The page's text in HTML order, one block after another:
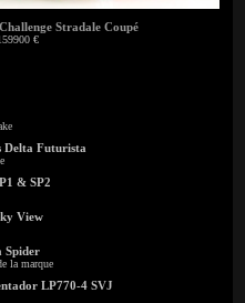
Stradale Coupé
€
Delta Futurista
& SP2
View
Spider
la marque
LP770-4 SVJ